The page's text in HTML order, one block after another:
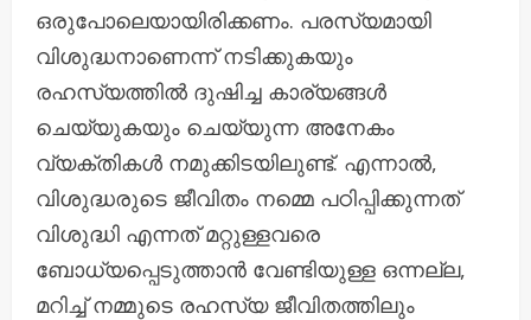
ഒരുപോലെയായിരിക്കണം. പരസ്യമായി
വിശുദ്ധനാണെന്ന് നടിക്കുകയും
രഹസ്യത്തിൽ ദുഷിച്ച കാര്യങ്ങൾ
ചെയ്യുകയും ചെയ്യുന്ന അനേകം
വ്യക്തികൾ നമുക്കിടയിലുണ്ട്. എന്നാൽ,
വിശുദ്ധരുടെ ജീവിതം നമ്മെ പഠിപ്പിക്കുന്നത്
വിശുദ്ധി എന്നത് മറ്റുള്ളവരെ
ബോധ്യപ്പെടുത്താൻ വേണ്ടിയുള്ള ഒന്നല്ല,
മറിച്ച് നമ്മുടെ രഹസ്യ ജീവിതത്തിലും